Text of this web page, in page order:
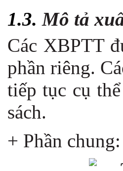
1.3.Mô tả
Các XBPTT
phần riêng.
tiếp tục cụ
sách.
+ Phần chung: